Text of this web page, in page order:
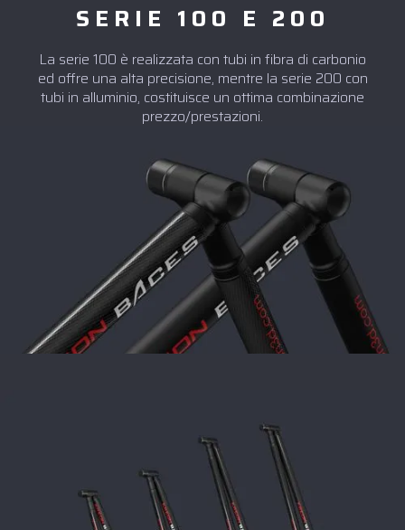
SERIE 100 E 200
La serie 100 è realizzata con tubi in fibra di carbonio
ed offre una alta precisione, mentre la serie 200 con
tubi in alluminio, costituisce un ottima combinazione
prezzo/prestazioni.